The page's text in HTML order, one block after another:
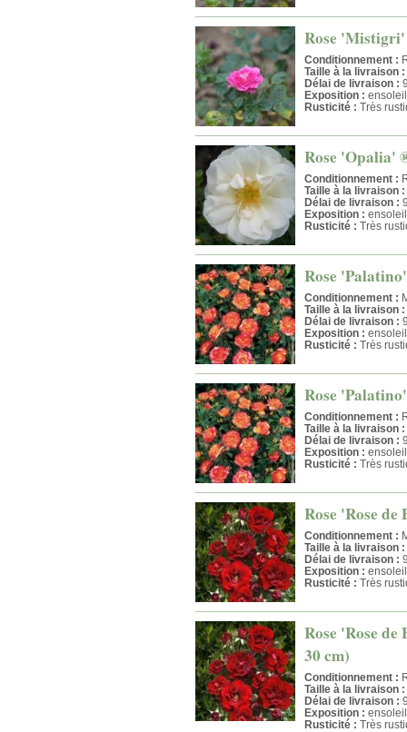
Rose 'Mistigri'
Conditionnement :
Taille à la livraison :
Délai de livraison :
Exposition :
Rusticité : Très
Rose 'Opalia'
Conditionnement :
Taille à la livraison :
Délai de livraison :
Exposition :
Rusticité : Très
Rose
Conditionnement :
Taille à la livraison :
Délai de livraison :
Exposition :
Rusticité : Très
Rose
Conditionnement :
Taille à la livraison :
Délai de livraison :
Exposition :
Rusticité : Très
Rose 'Rose
Conditionnement :
Taille à la livraison :
Délai de livraison :
Exposition :
Rusticité : Très
Rose 'Rose
30 cm)
Conditionnement :
Taille à la livraison :
Délai de livraison :
Exposition :
Rusticité : Très